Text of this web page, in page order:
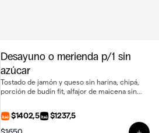
Desayuno o merienda p/1 sin
azúcar
Tostado de jamón y queso sin harina, chipá,
porción de budín fit, alfajor de maicena sin
saludable, ideal para regalar
$1402,5
$1237,5